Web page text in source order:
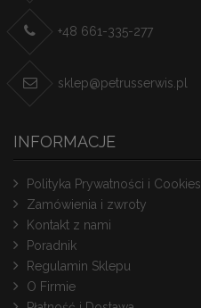
+48 661-335-277
sklep@petrusserwis.pl
INFORMACJE
Polityka Prywatności i Cookies
Zamówienia i zwroty
Kontakt z nami
Poradnik
Regulamin Sklepu
O Firmie